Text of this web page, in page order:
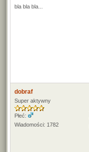
bla bla bla...
dobraf
Super aktywny
Płeć:
Wiadomości: 1782